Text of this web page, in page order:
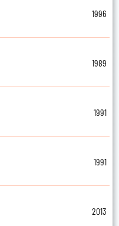
1996
1989
1991
1991
2013